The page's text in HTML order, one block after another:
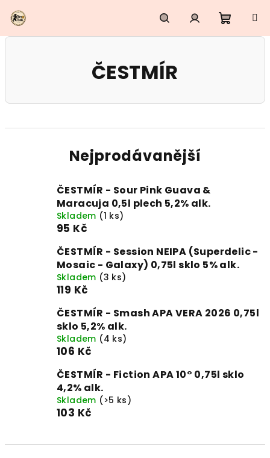
na
obsah
HledatPřihlášení
ČESTMÍR
Nejprodávanější
ČESTMÍR - Sour Pink Guava &
Maracuja 0,5l plech 5,2% alk.
Skladem (1 ks)
95 Kč
ČESTMÍR - Session NEIPA (Superdelic -
Mosaic - Galaxy) 0,75l sklo 5% alk.
Skladem (3 ks)
119 Kč
ČESTMÍR - Smash APA VERA 2026 0,75l
sklo 5,2% alk.
Skladem (4 ks)
106 Kč
ČESTMÍR - Fiction APA 10° 0,75l sklo
4,2% alk.
Skladem (>5 ks)
103 Kč